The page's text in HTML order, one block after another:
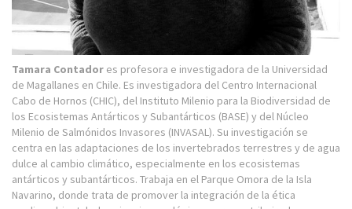
Tamara Contador es profesora e investigadora de la Universidad
de Magallanes en Chile. Es investigadora del Centro Internacional
Cabo de Hornos (CHIC), del Instituto Milenio para la Biodiversidad de
los Ecosistemas Antárticos y Subantárticos (BASE) y del Núcleo
Milenio de Salmónidos Invasores (INVASAL). Su investigación se
centra en las adaptaciones de los invertebrados terrestres y de agua
dulce al cambio climático, especialmente en los ecosistemas
antárticos y subantárticos. Trabaja en el Parque Omora de la Isla
Navarino, donde trata de promover la integración de la ética